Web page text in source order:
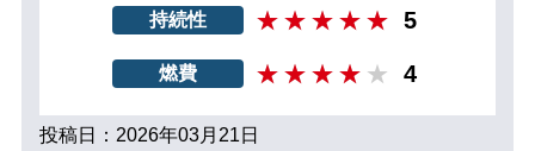
持続性 5
燃費 4
投稿日：2026年03月21日